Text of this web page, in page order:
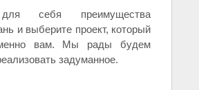
себя преимущества
и выберите проект, который
вам. Мы рады будем
задуманное.